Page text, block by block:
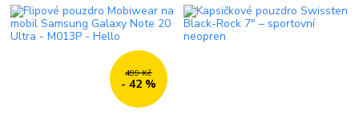
499 Kč
- 42 %